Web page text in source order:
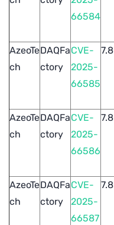
66584
AzeoTe
ch
DAQFa
ctory
CVE-
2025-
66585
7.8
AzeoTe
ch
DAQFa
ctory
CVE-
2025-
66586
7.8
AzeoTe
ch
DAQFa
ctory
CVE-
2025-
66587
7.8